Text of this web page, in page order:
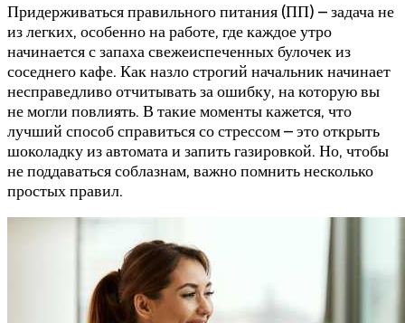
Придерживаться правильного питания (ПП) – задача не
из легких, особенно на работе, где каждое утро
начинается с запаха свежеиспеченных булочек из
соседнего кафе. Как назло строгий начальник начинает
несправедливо отчитывать за ошибку, на которую вы
не могли повлиять. В такие моменты кажется, что
лучший способ справиться со стрессом – это открыть
шоколадку из автомата и запить газировкой. Но, чтобы
не поддаваться соблазнам, важно помнить несколько
простых правил.